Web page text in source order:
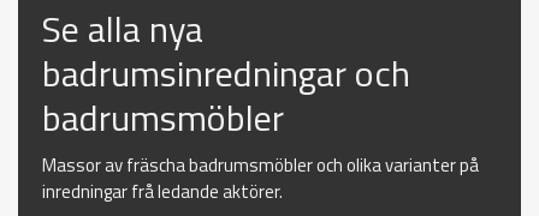
Se alla nya
badrumsinredningar och
badrumsmöbler
Massor av fräscha badrumsmöbler och olika varianter på
inredningar frå ledande aktörer.